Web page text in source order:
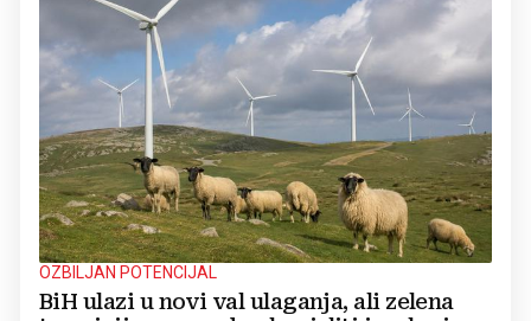
OZBILJAN POTENCIJAL
BiH ulazi u novi val ulaganja, ali zelena